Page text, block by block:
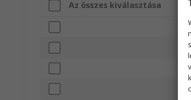
Az összes kiválasztása